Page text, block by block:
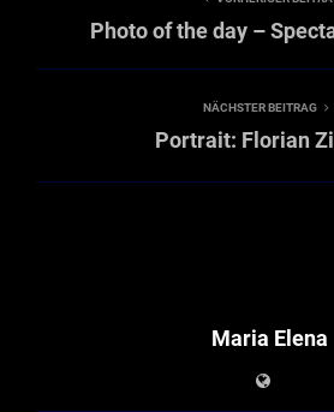
Photo of the day –
NÄCHSTER BEITRAG
Portrait: Florian
Maria Elena